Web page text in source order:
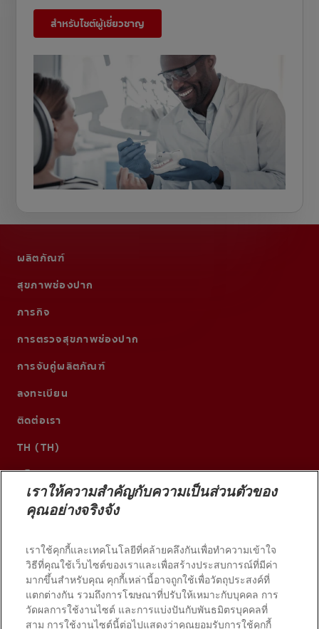
สำหรับไซต์ผู้เชี่ยวชาญ
ผลิตภัณฑ์
สุขภาพช่องปาก
ภารกิจ
การตรวจสุขภาพช่องปาก
การจับคู่ผลิตภัณฑ์
ลงทะเบียน
ติดต่อเรา
TH (TH)
© 2026 บริษัท คอลเกต-ปาล์มโอลีฟ สงวนลิขสิทธิ์
เราให้ความสำคัญกับความเป็นส่วนตัวของ
คุณอย่างจริงจัง
เราใช้คุกกี้และเทคโนโลยีที่คล้ายคลึงกันเพื่อทำความเข้าใจ
วิธีที่คุณใช้เว็บไซต์ของเราและเพื่อสร้างประสบการณ์ที่มีค่า
มากขึ้นสำหรับคุณ คุกกี้เหล่านี้อาจถูกใช้เพื่อวัตถุประสงค์ที่
แตกต่างกัน รวมถึงการโฆษณาที่ปรับให้เหมาะกับบุคคล การ
วัดผลการใช้งานไซต์ และการแบ่งปันกับพันธมิตรบุคคลที่
สาม การใช้งานไซต์นี้ต่อไปแสดงว่าคุณยอมรับการใช้คุกกี้